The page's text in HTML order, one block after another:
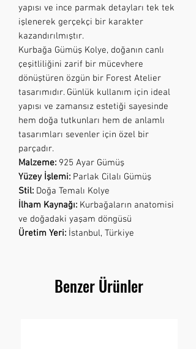
yapısı ve ince parmak detayları tek tek
işlenerek gerçekçi bir karakter
kazandırılmıştır.
Kurbağa Gümüş Kolye, doğanın canlı
çeşitliliğini zarif bir mücevhere
dönüştüren özgün bir Forest Atelier
tasarımıdır. Günlük kullanım için ideal
yapısı ve zamansız estetiği sayesinde
hem doğa tutkunları hem de anlamlı
tasarımları sevenler için özel bir
parçadır.
Malzeme: 925 Ayar Gümüş
Yüzey İşlemi: Parlak Cilalı Gümüş
Stil: Doğa Temalı Kolye
İlham Kaynağı: Kurbağaların anatomisi
ve doğadaki yaşam döngüsü
Üretim Yeri: İstanbul, Türkiye
Benzer Ürünler